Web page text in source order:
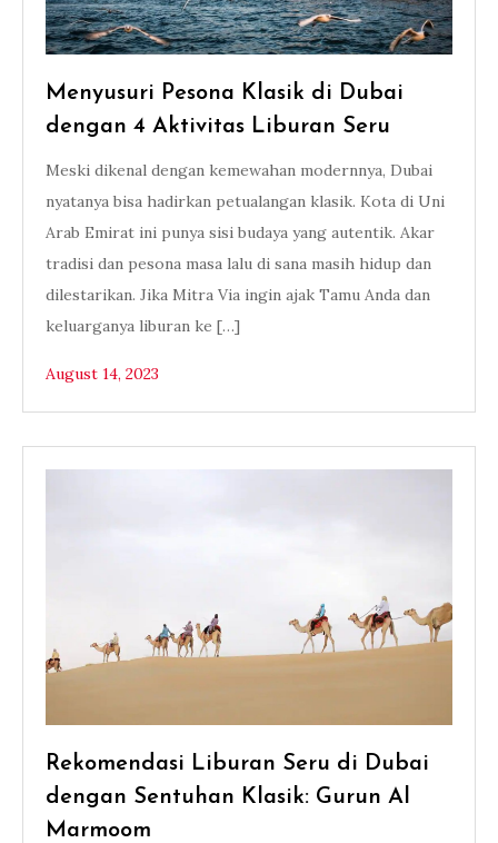
Menyusuri Pesona Klasik di Dubai
dengan 4 Aktivitas Liburan Seru
Meski dikenal dengan kemewahan modernnya, Dubai
nyatanya bisa hadirkan petualangan klasik. Kota di Uni
Arab Emirat ini punya sisi budaya yang autentik. Akar
tradisi dan pesona masa lalu di sana masih hidup dan
dilestarikan. Jika Mitra Via ingin ajak Tamu Anda dan
keluarganya liburan ke […]
August 14, 2023
Rekomendasi Liburan Seru di Dubai
dengan Sentuhan Klasik: Gurun Al
Marmoom